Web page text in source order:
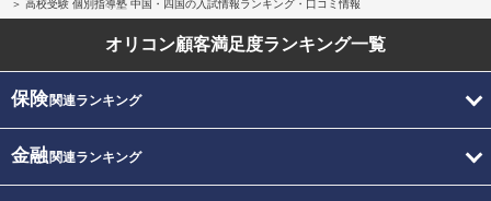
高校受験 個別指導塾 中国・四国の入試情報ランキング・口コミ情報
オリコン顧客満足度ランキング一覧
保険関連ランキング
金融関連ランキング